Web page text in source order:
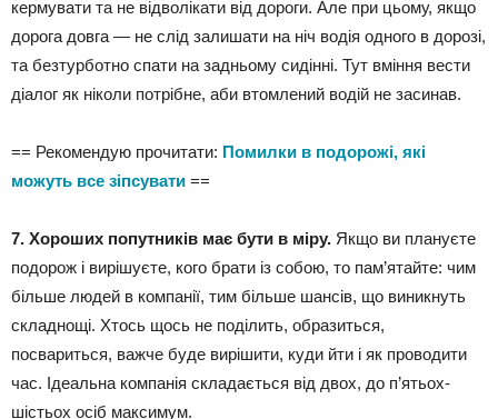
кермувати та не відволікати від дороги. Але при цьому, якщо
дорога довга — не слід залишати на ніч водія одного в дорозі,
та безтурботно спати на задньому сидінні. Тут вміння вести
діалог як ніколи потрібне, аби втомлений водій не засинав.
== Рекомендую прочитати: Помилки в подорожі, які
можуть все зіпсувати ==
7. Хороших попутників має бути в міру. Якщо ви плануєте
подорож і вирішуєте, кого брати із собою, то пам’ятайте: чим
більше людей в компанії, тим більше шансів, що виникнуть
складнощі. Хтось щось не поділить, образиться,
посвариться, важче буде вирішити, куди йти і як проводити
час. Ідеальна компанія складається від двох, до п’ятьох-
шістьох осіб максимум.